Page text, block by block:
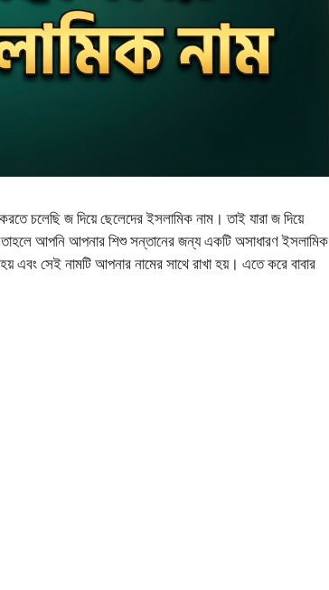
চলেছি জ দিয়ে ছেলেদের ইসলামিক নাম। তাই যারা জ দিয়ে
আপনি আপনার শিশু সন্তানের জন্য একটি অসাধারণ ইসলামিক
এবং সেই নামটি আপনার নামের সাথে রাখা হয়। এতে করে বাবার